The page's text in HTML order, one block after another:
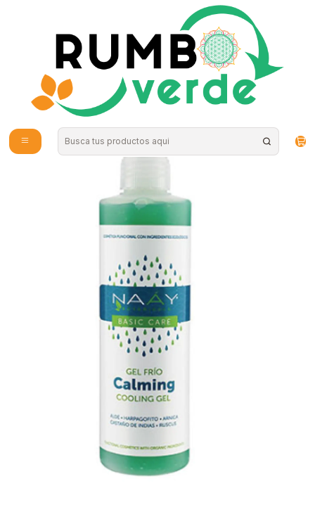
Envío gratis por compras sobre los 59.990 en la provincia de Santiago
Cuidado de la Piel